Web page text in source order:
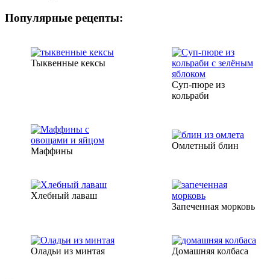
Популярные рецепты:
Тыквенные кексы
Суп-пюре из
кольраби
Маффины
Омлетный блин
Хлебный лаваш
Запеченная морковь
Оладьи из минтая Домашняя колбаса